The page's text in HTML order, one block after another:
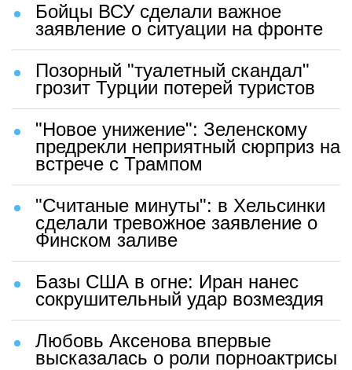
Бойцы ВСУ сделали важное
заявление о ситуации на фронте
Позорный "туалетный скандал"
грозит Турции потерей туристов
"Новое унижение": Зеленскому
предрекли неприятный сюрприз на
встрече с Трампом
"Считаные минуты": в Хельсинки
сделали тревожное заявление о
Финском заливе
Базы США в огне: Иран нанес
сокрушительный удар возмездия
Любовь Аксенова впервые
высказалась о роли порноактрисы